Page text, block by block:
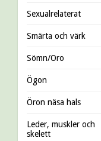
Sexualrelaterat
Smärta och värk
Sömn/Oro
Ögon
Öron näsa hals
Leder, muskler och
skelett